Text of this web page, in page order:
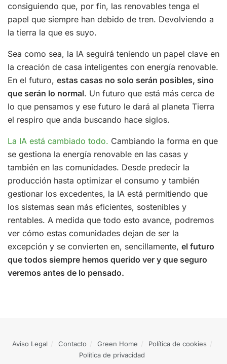
consiguiendo que, por fin, las renovables tenga el
papel que siempre han debido de tren. Devolviendo a
la tierra la que es suyo.
Sea como sea, la IA seguirá teniendo un papel clave en
la creación de casa inteligentes con energía renovable.
En el futuro, estas casas no solo serán posibles, sino
que serán lo normal. Un futuro que está más cerca de
lo que pensamos y ese futuro le dará al planeta Tierra
el respiro que anda buscando hace siglos.
La IA está cambiado todo. Cambiando la forma en que
se gestiona la energía renovable en las casas y
también en las comunidades. Desde predecir la
producción hasta optimizar el consumo y también
gestionar los excedentes, la IA está permitiendo que
los sistemas sean más eficientes, sostenibles y
rentables. A medida que todo esto avance, podremos
ver cómo estas comunidades dejan de ser la
excepción y se convierten en, sencillamente, el futuro
que todos siempre hemos querido ver y que seguro
veremos antes de lo pensado.
Aviso Legal Contacto Green Home
Política de cookies
Política de privacidad